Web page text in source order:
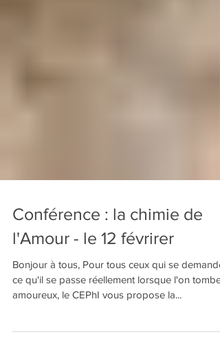
Conférence : la chimie de
l'Amour - le 12 févrirer
Bonjour à tous, Pour tous ceux qui se demandent
amoureux, le CEPhI vous propose la...